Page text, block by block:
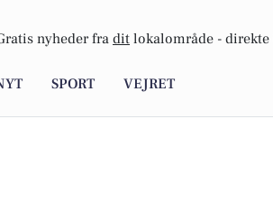
nyheder fra dit lokalområde -
SPORT VEJRET